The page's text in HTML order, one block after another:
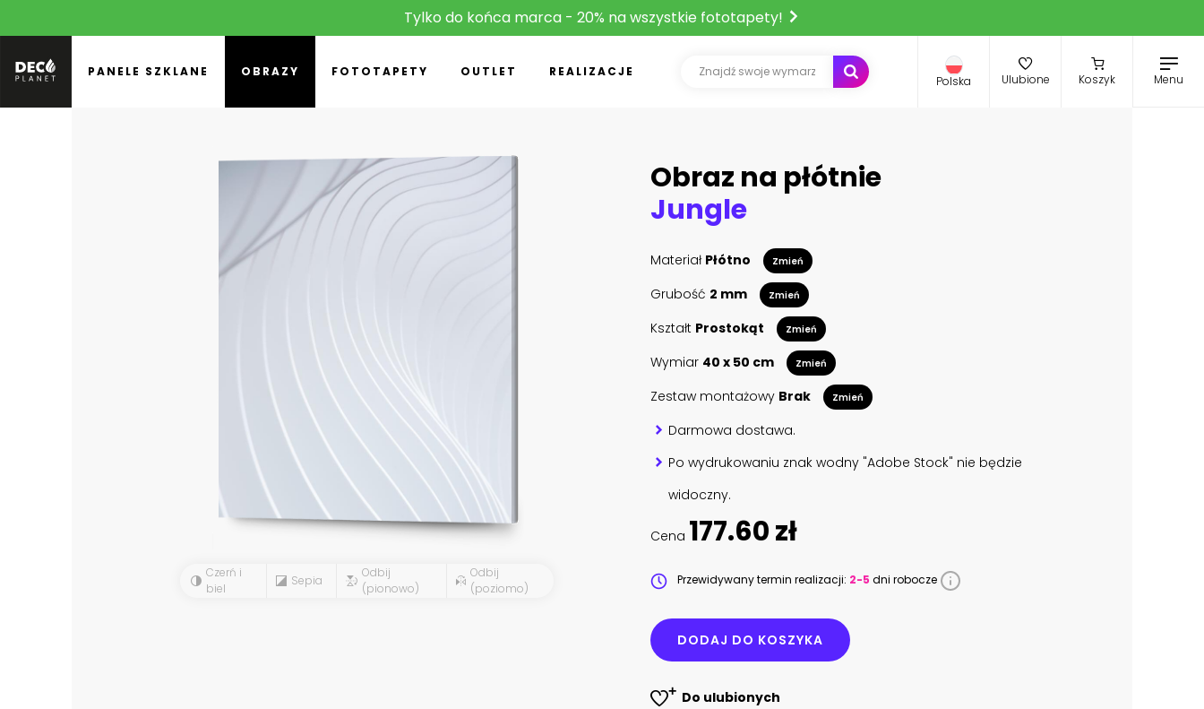
Tylko do końca marca - 20% na wszystkie fototapety!
PANELE SZKLANE OBRAZY FOTOTAPETY OUTLET REALIZACJE
Polska Ulubione Koszyk Menu
Czerń i
biel
Sepia
Odbij
(pionowo)
Odbij
(poziomo)
Obraz na płótnie
Jungle
Materiał Płótno Zmień
Grubość 2 mm Zmień
Kształt Prostokąt Zmień
Wymiar 40 x 50 cm Zmień
Zestaw montażowy Brak Zmień
Darmowa dostawa.
Po wydrukowaniu znak wodny "Adobe Stock" nie będzie
widoczny.
Cena 177.60 zł
Przewidywany termin realizacji: 2-5 dni robocze
DODAJ DO KOSZYKA
Do ulubionych